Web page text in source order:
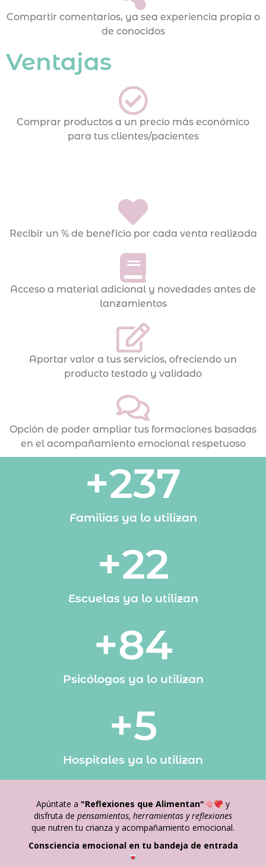
Compartir comentarios, ya sea experiencia propia o
de conocidos
Ventajas
Comprar productos a un precio más económico
para tus clientes/pacientes
Recibir un % de beneficio por cada venta realizada
Acceso a material adicional y novedades antes de
lanzamientos
Aportar valor a tus servicios, ofreciendo un
producto testado y validado
Opción de poder ampliar tus formaciones basadas
en el acompañamiento emocional respetuoso
Familias ya lo utilizan
+237
Escuelas ya lo utilizan
+22
Psicólogos ya lo utilizan
+84
Hospitales ya lo utilizan
+5
Apúntate a "Reflexiones que Alimentan"
y
disfruta de pensamientos, herramientas y reflexiones
que nutren tu crianza y acompañamiento emocional.
Consciencia emocional en tu bandeja de entrada